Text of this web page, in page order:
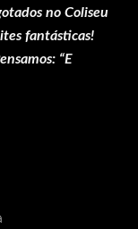
no Coliseu
fantásticas!
“E